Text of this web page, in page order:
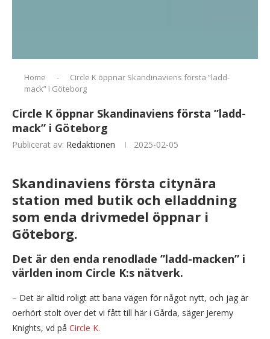
Home -
Circle K öppnar Skandinaviens första ”ladd-
mack” i Göteborg
Circle K öppnar Skandinaviens första ”ladd-
mack” i Göteborg
Publicerat av: Redaktionen 2025-02-05
Skandinaviens första citynära
station med butik och elladdning
som enda drivmedel öppnar i
Göteborg.
Det är den enda renodlade ”ladd-macken” i
världen inom Circle K:s nätverk.
– Det är alltid roligt att bana vägen för något nytt, och jag är
oerhört stolt över det vi fått till här i Gårda, säger Jeremy
Knights, vd på Circle K.